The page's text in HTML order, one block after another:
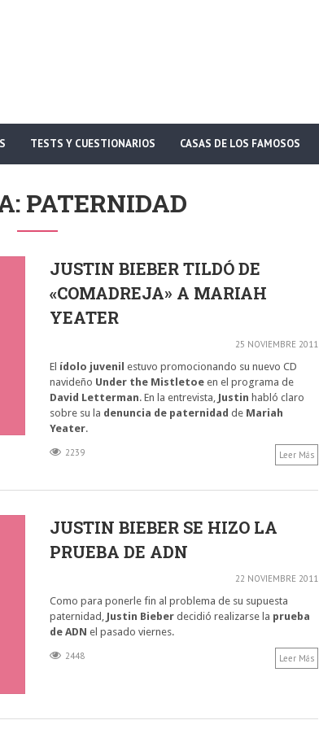
TESTS Y CUESTIONARIOS CASAS DE LOS FAMOSOS
PATERNIDAD
JUSTIN BIEBER TILDÓ DE
«COMADREJA» A MARIAH
YEATER
25 NOVIEMBRE 2011
El ídolo juvenil estuvo promocionando su nuevo CD
navideño Under the Mistletoe en el programa de
David Letterman. En la entrevista, Justin habló claro
sobre su la denuncia de paternidad de Mariah
Yeater.
2239 Leer Más
JUSTIN BIEBER SE HIZO LA
PRUEBA DE ADN
22 NOVIEMBRE 2011
Como para ponerle fin al problema de su supuesta
paternidad, Justin Bieber decidió realizarse la prueba
de ADN el pasado viernes.
2448 Leer Más